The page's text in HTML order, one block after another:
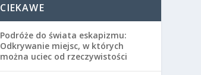
CIEKAWE
Podróże do świata eskapizmu:
Odkrywanie miejsc, w których
można uciec od rzeczywistości